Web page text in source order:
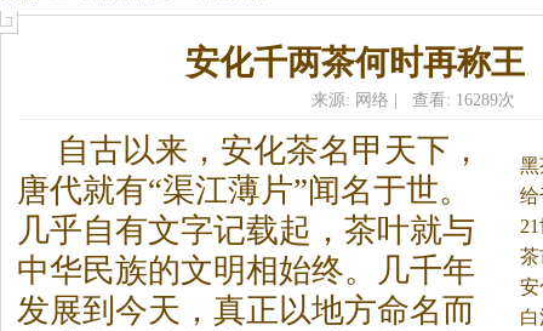
安化千两茶何时再称王
来源: 网络 | 查看: 16289次
的
茶
专
自古以来，安化茶名甲天下，
唐代就有“渠江薄片”闻名于世。
几乎自有文字记载起，茶叶就与
中华民族的文明相始终。几千年
发展到今天，真正以地方命名而